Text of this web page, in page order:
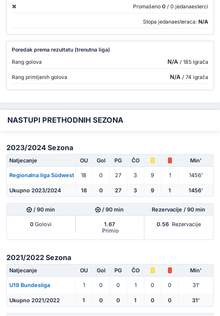
Promašeno 0 / 0 jedanaesterci
Stopa jedanaesteraca: N/A
Poredak prema rezultatu (trenutna liga)
Rang golova
N/A / 185 Igrača
Rang primljenih golova N/A / 74 igrača
NASTUPI PRETHODNIH SEZONA
2023/2024 Sezona
Natjecanje OU Gol PG ČO Min'
Regionalna liga Südwest 18 0 27 3 9 1 1456'
Ukupno 2023/2024 18 0 27 3 9 1 1456'
/ 90 min / 90 min Rezervacije / 90 min
0 Golovi
1.67
Primio
0.56 Rezervacije
2021/2022 Sezona
Natjecanje OU Gol PG ČO Min'
U19 Bundesliga 1 0 0 1 0 0 31'
Ukupno 2021/2022 1 0 0 1 0 0 31'